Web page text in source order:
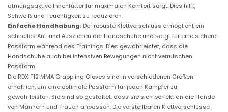
atmungsaktive Innenfutter für maximalen Komfort sorgt. Dies hilft,
Schweiß und Feuchtigkeit zu reduzieren.
Einfache Handhabung: Der robuste Klettverschluss ermöglicht ein
schnelles An- und Ausziehen der Handschuhe und sorgt für eine sichere
Passform während des Trainings. Dies gewährleistet, dass die
Handschuhe auch bei intensiven Bewegungen nicht verrutschen.
Passform
Die RDX F12 MMA Grappling Gloves sind in verschiedenen Größen
erhältlich, um eine optimale Passform für jeden Kämpfer zu
gewährleisten. Sie sind so gestaltet, dass sie sich perfekt an die Hände
von Männern und Frauen anpassen. Die verstellbaren Klettverschlüsse